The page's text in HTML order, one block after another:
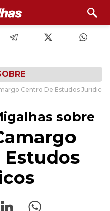
Centro De Estudos Juridicos
sobre